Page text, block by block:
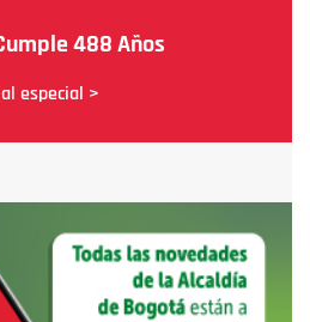
488 Años
especial >